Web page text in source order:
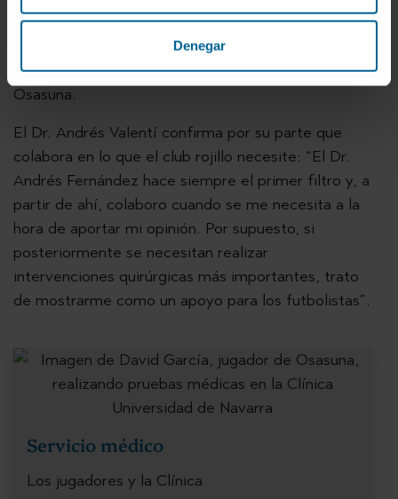
Denegar
un partido, la atención que recibe para valorar su
lesión es inmediata”, asegura el Dr. Andrés
Fernández, jefe de los servicios médicos de
Osasuna.
El Dr. Andrés Valentí confirma por su parte que
colabora en lo que el club rojillo necesite: “El Dr.
Andrés Fernández hace siempre el primer filtro y, a
partir de ahí, colaboro cuando se me necesita a la
hora de aportar mi opinión. Por supuesto, si
posteriormente se necesitan realizar
intervenciones quirúrgicas más importantes, trato
de mostrarme como un apoyo para los futbolistas”.
Servicio médico
Los jugadores y la Clínica